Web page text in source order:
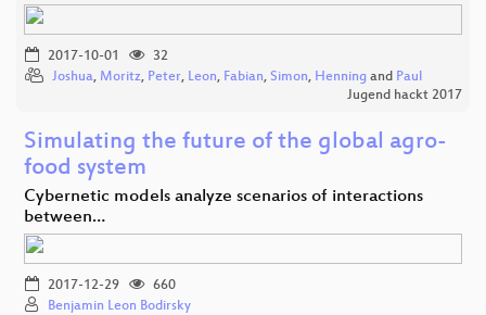
2017-10-01
32
Joshua, Moritz, Peter, Leon, Fabian, Simon, Henning and Paul
Jugend hackt 2017
Simulating the future of the global agro-
food system
Cybernetic models analyze scenarios of interactions
between…
2017-12-29
660
Benjamin Leon Bodirsky